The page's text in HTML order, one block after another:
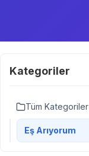
Kategoriler
Tüm Kategoriler
Eş Arıyorum